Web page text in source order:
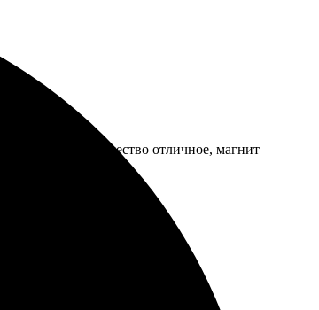
задержалась, качество отличное, магнит